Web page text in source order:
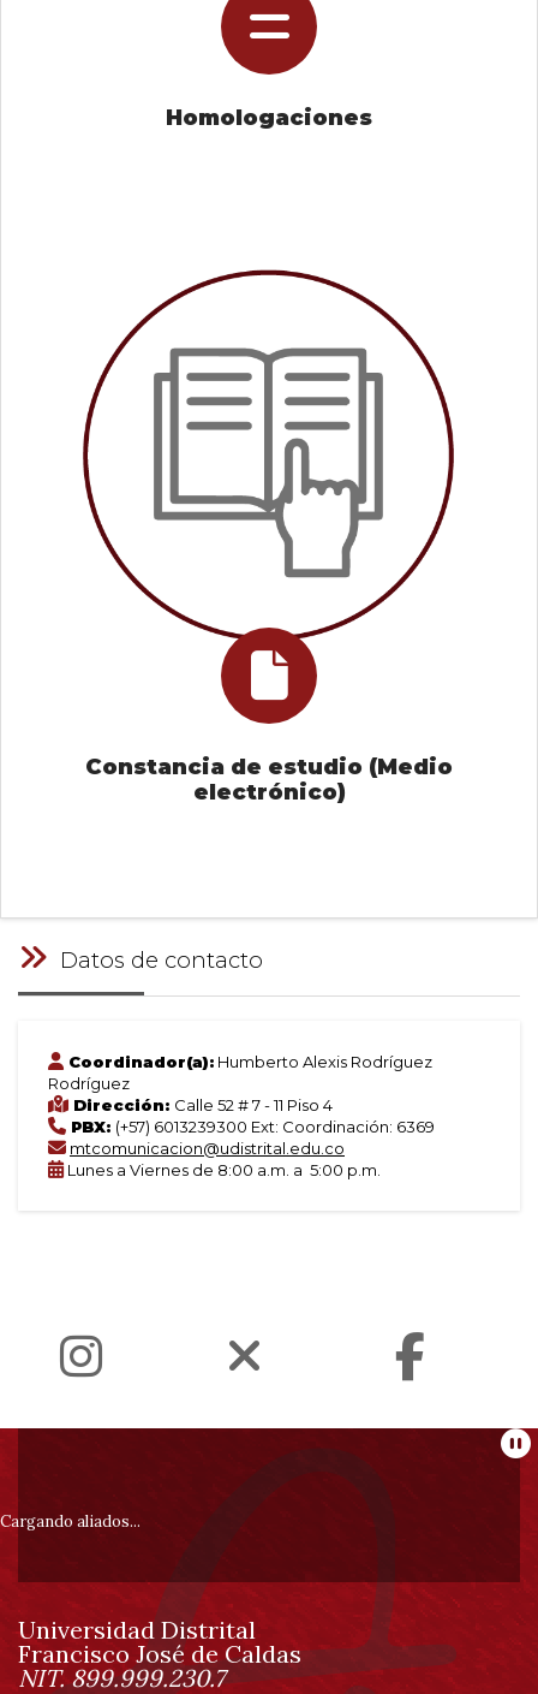
Homologaciones
Constancia de estudio (Medio
electrónico)
Datos de contacto
Coordinador(a): Humberto Alexis Rodríguez
Rodríguez
Dirección: Calle 52 # 7 - 11 Piso 4
PBX: (+57) 6013239300 Ext: Coordinación: 6369
mtcomunicacion@udistrital.edu.co
Lunes a Viernes de 8:00 a.m. a 5:00 p.m.
Información
pie
de
página
Cargando aliados...
Información
Universidad Distrital
Francisco José de Caldas
NIT. 899.999.230.7